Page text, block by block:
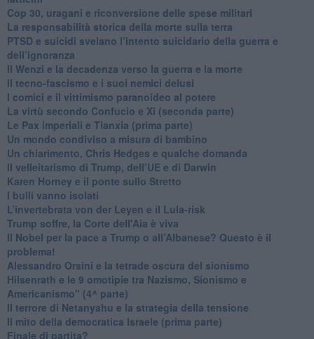
​Cop 30, uragani e riconversione delle spese militari
La responsabilità storica della morte sulla terra
PTSD e suicidi svelano l’intento suicidario della guerra e
dell’ignoranza
Il Wenzi e la decadenza verso la guerra e la morte
​Il tecno-fascismo e i suoi nemici delusi
​I comici e il vittimismo paranoideo al potere
​La virtù secondo Confucio e Xi (seconda parte)
Le Pax imperiali e Tianxia (prima parte)
Un mondo condiviso a misura di bambino
​Un chiarimento, Chris Hedges e qualche domanda
Il velleitarismo di Trump, dell’UE e di Darwin
​Karen Horney e il ponte sullo Stretto
​I bulli vanno isolati
L’invertebrata von der Leyen e il Lula-risk
Trump soffre, la Corte dell'Aia è viva
​Il Nobel per la pace a Trump o all’Albanese? Questo è il
problema!
​Alessandro Orsini e la tetrade oscura del sionismo
​Hilsenrath e le 9 omotipie tra Nazismo, Sionismo e
Americanismo" (4^ parte)
​Il terrore di Netanyahu e la strategia della tensione
Il mito della democratica Israele (prima parte)
​Finale di partita?